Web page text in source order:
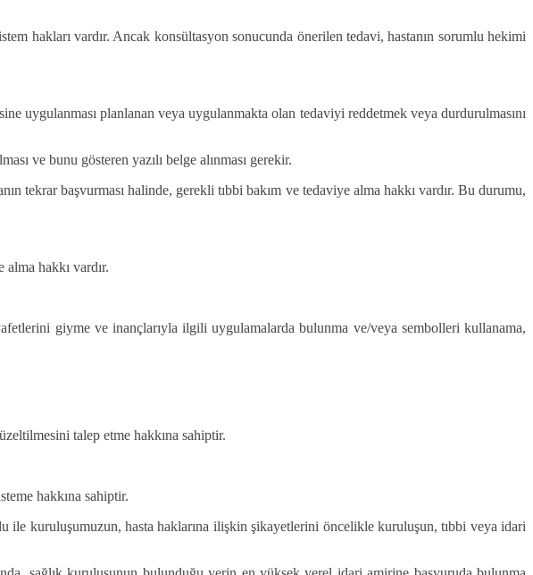
hakları vardır. Ancak konsültasyon sonucunda önerilen tedavi, hastanın sorumlu hekimi
uygulanması planlanan veya uygulanmakta olan tedaviyi reddetmek veya durdurulmasını
ve bunu gösteren yazılı belge alınması gerekir.
tekrar başvurması halinde, gerekli tıbbi bakım ve tedaviye alma hakkı vardır. Bu durumu,
alma hakkı vardır.
giyme ve inançlarıyla ilgili uygulamalarda bulunma ve/veya sembolleri kullanama,
talep etme hakkına sahiptir.
hakkına sahiptir.
ile kuruluşumuzun, hasta haklarına ilişkin şikayetlerini öncelikle kuruluşun, tıbbi veya idari